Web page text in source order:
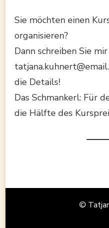
Sie möchten einen
organisieren?
Dann schreiben Sie
die Details!
Das Schmankerl: Für
die Hälfte des
©